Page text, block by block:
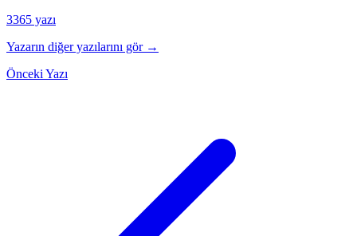
3365 yazı
Yazarın diğer yazılarını gör →
Önceki Yazı